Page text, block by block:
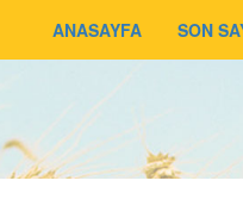
ANASAYFA SON